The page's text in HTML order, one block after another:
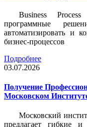
Business
программные
автоматизировать и
бизнес-процессов
Подробнее
03.07.2026
Получение
Московском
Московский
предлагает гибкие